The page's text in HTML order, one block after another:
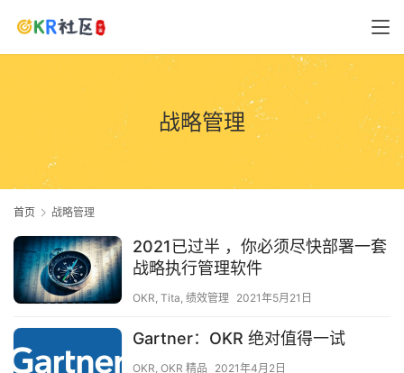
战略管理
首页 战略管理
2021已过半 ，你必须尽快部署一套
战略执行管理软件
OKR, Tita, 绩效管理 2021年5月21日
Gartner：OKR 绝对值得一试
OKR, OKR 精品 2021年4月2日